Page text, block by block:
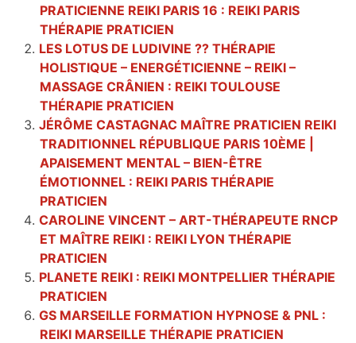
PRATICIENNE REIKI PARIS 16 : REIKI PARIS
THÉRAPIE PRATICIEN
LES LOTUS DE LUDIVINE ?? THÉRAPIE
HOLISTIQUE – ENERGÉTICIENNE – REIKI –
MASSAGE CRÂNIEN : REIKI TOULOUSE
THÉRAPIE PRATICIEN
JÉRÔME CASTAGNAC MAÎTRE PRATICIEN REIKI
TRADITIONNEL RÉPUBLIQUE PARIS 10ÈME |
APAISEMENT MENTAL – BIEN-ÊTRE
ÉMOTIONNEL : REIKI PARIS THÉRAPIE
PRATICIEN
CAROLINE VINCENT – ART-THÉRAPEUTE RNCP
ET MAÎTRE REIKI : REIKI LYON THÉRAPIE
PRATICIEN
PLANETE REIKI : REIKI MONTPELLIER THÉRAPIE
PRATICIEN
GS MARSEILLE FORMATION HYPNOSE & PNL :
REIKI MARSEILLE THÉRAPIE PRATICIEN